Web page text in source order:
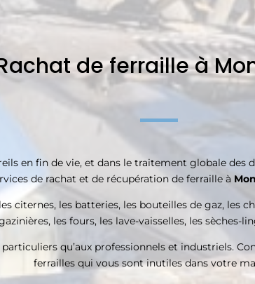
de ferraille à
en fin de vie, et dans le traitement globale des
de rachat et de récupération de ferraille à
citernes, les batteries, les bouteilles de gaz, les
les fours, les lave-vaisselles, les sèches-
qu’aux professionnels et industriels.
ferrailles qui vous sont inutiles dans votre